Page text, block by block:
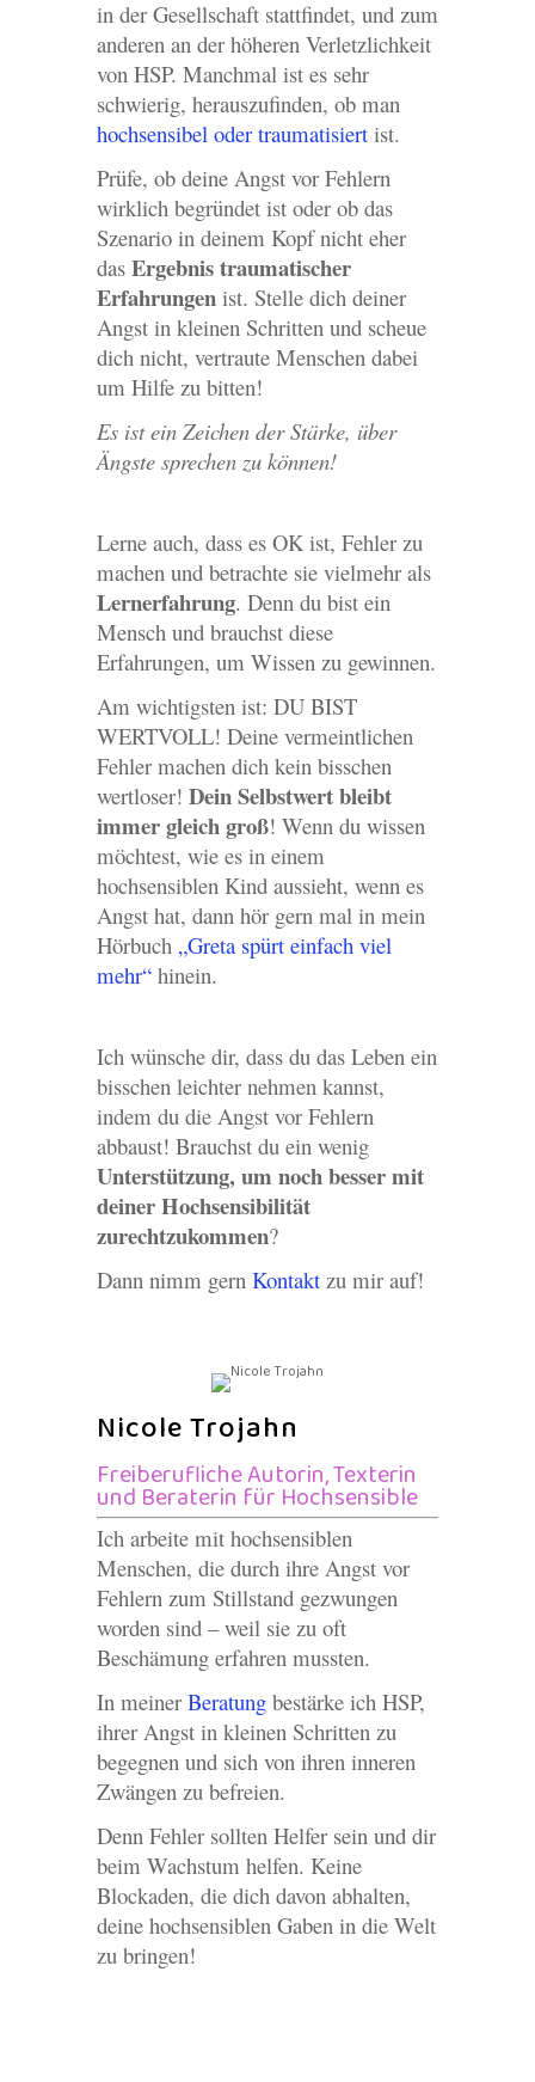
in der Gesellschaft stattfindet, und zum
anderen an der höheren Verletzlichkeit
von HSP. Manchmal ist es sehr
schwierig, herauszufinden, ob man
hochsensibel oder traumatisiertist.
Prüfe, ob deine Angst vor Fehlern
wirklich begründet ist oder ob das
Szenario in deinem Kopf nicht eher
das Ergebnis traumatischer
Erfahrungenist. Stelle dich deiner
Angst in kleinen Schritten und scheue
dich nicht, vertraute Menschen dabei
um Hilfe zu bitten!
Es ist ein Zeichen der Stärke, über
Ängste sprechen zu können!
Lerne auch, dass es OK ist, Fehler zu
machen und betrachte sie vielmehr als
Lernerfahrung. Denn du bist ein
Mensch und brauchst diese
Erfahrungen, um Wissen zu gewinnen.
Am wichtigsten ist: DU BIST
WERTVOLL! Deine vermeintlichen
Fehler machen dich kein bisschen
wertloser! Dein Selbstwert bleibt
immer gleich groß! Wenn du wissen
möchtest, wie es in einem
hochsensiblen Kind aussieht, wenn es
Angst hat, dann hör gern mal in mein
Hörbuch „Greta spürt einfach viel
mehr“hinein.
Ich wünsche dir, dass du das Leben ein
bisschen leichter nehmen kannst,
indem du die Angst vor Fehlern
abbaust! Brauchst du ein wenig
Unterstützung, um noch besser mit
deiner Hochsensibilität
zurechtzukommen?
Dann nimm gern Kontaktzu mir auf!
Nicole Trojahn
Freiberufliche Autorin, Texterin
und Beraterin für Hochsensible
Ich arbeite mit hochsensiblen
Menschen, die durch ihre Angst vor
Fehlern zum Stillstand gezwungen
worden sind – weil sie zu oft
Beschämung erfahren mussten.
In meiner Beratungbestärke ich HSP,
ihrer Angst in kleinen Schritten zu
begegnen und sich von ihren inneren
Zwängen zu befreien.
Denn Fehler sollten Helfer sein und dir
beim Wachstum helfen. Keine
Blockaden, die dich davon abhalten,
deine hochsensiblen Gaben in die Welt
zu bringen!